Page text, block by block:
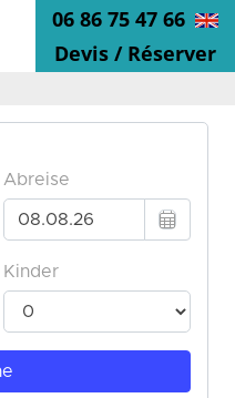
06 86 75 47 66
Devis / Réserver